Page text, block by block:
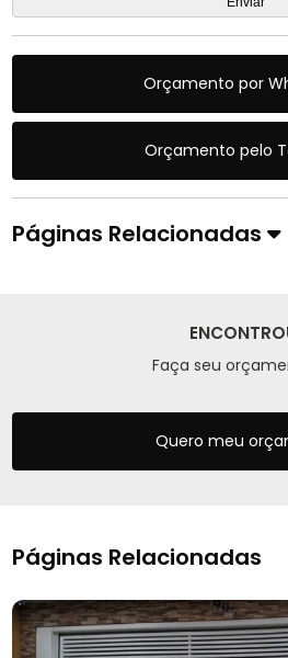
Orçamento por
Orçamento pelo
Páginas Relacionadas
Faça seu
Quero meu
Páginas Relacionadas